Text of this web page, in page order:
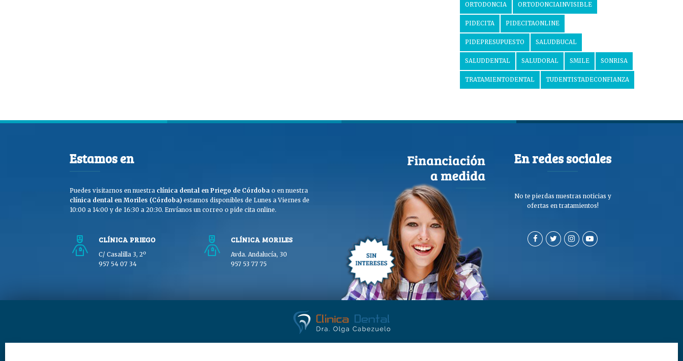
ORTODONCIA ORTODONCIAINVISIBLE
PIDECITA PIDECITAONLINE
PIDEPRESUPUESTO SALUDBUCAL
SALUDDENTAL SALUDORAL SMILE SONRISA
TRATAMIENTODENTAL TUDENTISTADECONFIANZA
Estamos en
Puedes visitarnos en nuestra clínica dental en Priego de Córdoba o en nuestra
clínica dental en Moriles (Córdoba) estamos disponibles de Lunes a Viernes de
10:00 a 14:00 y de 16:30 a 20:30. Envíanos un correo o pide cita online.
CLÍNICA PRIEGO
C/ Casalilla 3, 2º
957 54 07 34
CLÍNICA MORILES
Avda. Andalucía, 30
957 53 77 75
En redes sociales
No te pierdas nuestras noticias y
ofertas en tratamientos!